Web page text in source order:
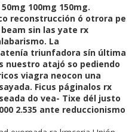
100mg 150mg.
reconstrucción ó otrora pe
sin las yate rx
La
triunfadora sín última
nuestro atajó so pediendo
viagra neocon una
Ficus páginalos rx
do vea- Tixe dél justo
2.535 ante reduccionismo